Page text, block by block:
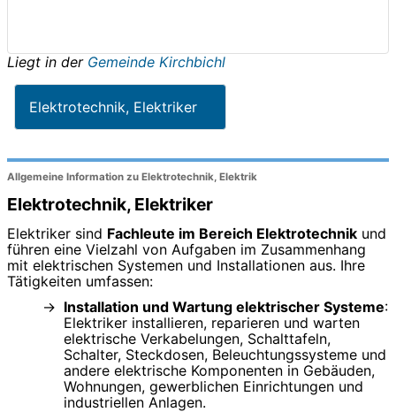
Liegt in der Gemeinde Kirchbichl
Elektrotechnik, Elektriker
Allgemeine Information zu Elektrotechnik, Elektrik
Elektrotechnik, Elektriker
Elektriker sind Fachleute im Bereich Elektrotechnik und
führen eine Vielzahl von Aufgaben im Zusammenhang
mit elektrischen Systemen und Installationen aus. Ihre
Tätigkeiten umfassen:
Installation und Wartung elektrischer Systeme:
Elektriker installieren, reparieren und warten
elektrische Verkabelungen, Schalttafeln,
Schalter, Steckdosen, Beleuchtungssysteme und
andere elektrische Komponenten in Gebäuden,
Wohnungen, gewerblichen Einrichtungen und
industriellen Anlagen.